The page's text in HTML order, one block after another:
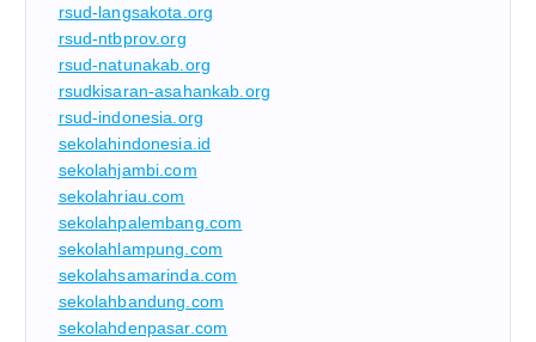
rsud-langsakota.org
rsud-ntbprov.org
rsud-natunakab.org
rsudkisaran-asahankab.org
rsud-indonesia.org
sekolahindonesia.id
sekolahjambi.com
sekolahriau.com
sekolahpalembang.com
sekolahlampung.com
sekolahsamarinda.com
sekolahbandung.com
sekolahdenpasar.com